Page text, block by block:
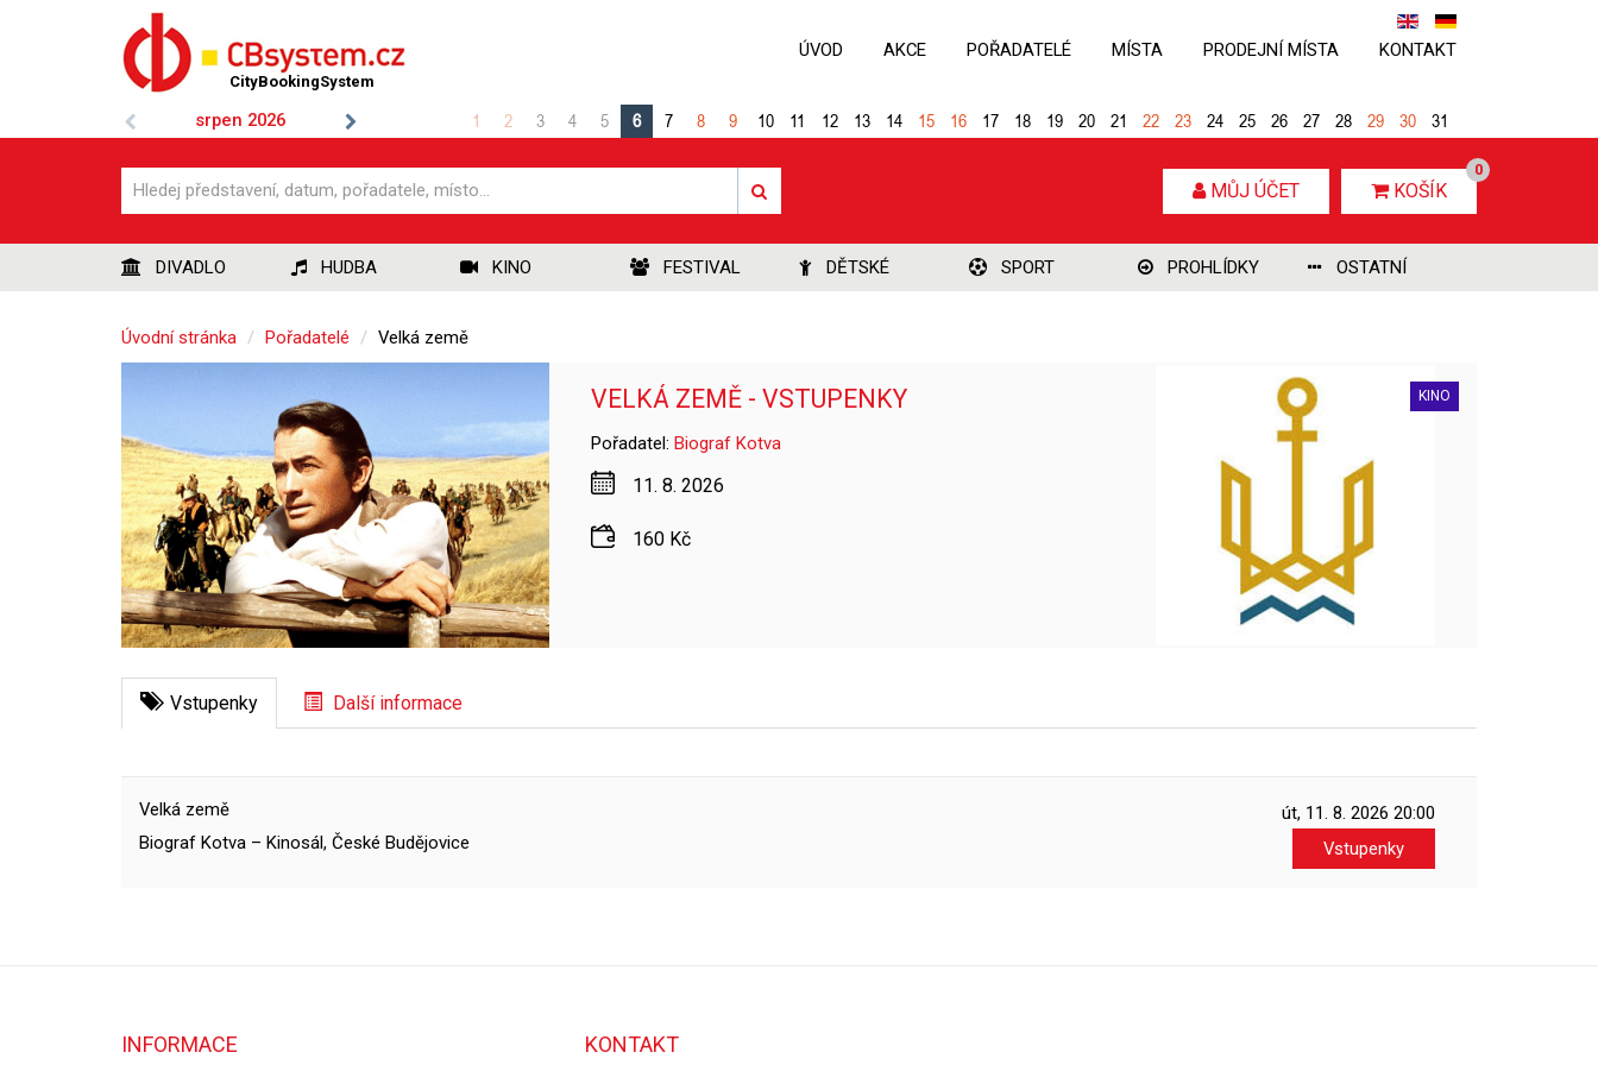
CityBookingSystem
ÚVOD AKCE POŘADATELÉ MÍSTA PRODEJNÍ MÍSTA KONTAKT
MŮJ ÚČET KOŠÍK
0
srpen 2026 1 2 3 4 5 6 7 8 9 10 11 12 13 14 15 16 17 18 19 20 21 22 23 24 25 26 27 28 29 30 31
DIVADLO HUDBA KINO FESTIVAL DĚTSKÉ SPORT PROHLÍDKY OSTATNÍ
Úvodní stránka Pořadatelé Velká země
VELKÁ ZEMĚ - VSTUPENKY
Pořadatel: Biograf Kotva
11. 8. 2026
160 Kč
KINO
Vstupenky Další informace
Velká země
Biograf Kotva – Kinosál, České Budějovice
út, 11. 8. 2026 20:00
Vstupenky
INFORMACE KONTAKT